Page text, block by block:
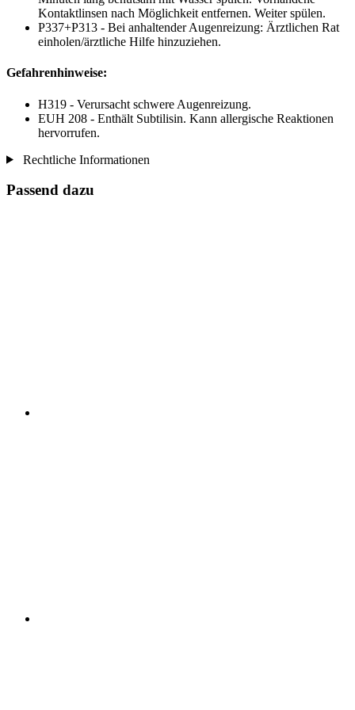
Kontaktlinsen nach Möglichkeit entfernen. Weiter spülen.
P337+P313 - Bei anhaltender Augenreizung: Ärztlichen Rat
einholen/ärztliche Hilfe hinzuziehen.
Gefahrenhinweise:
H319 - Verursacht schwere Augenreizung.
EUH 208 - Enthält Subtilisin. Kann allergische Reaktionen
hervorrufen.
Rechtliche Informationen
Passend dazu